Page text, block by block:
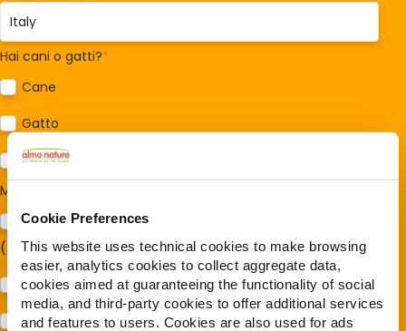
Cookie Preferences
This website uses technical cookies to make browsing
easier, analytics cookies to collect aggregate data,
cookies aimed at guaranteeing the functionality of social
media, and third-party cookies to offer additional services
and features to users. Cookies are also used for ads
Hai cani o gatti?*
Cane
Gatto
Per ora no
Mi interessa:
Sostegno al modello della Reintegration Economy
(Almonature - Fondazione Capellino)
Protezione della biodiversità (Fondazione Capellino)
Protezione dei cani e dei gatti (Almo Nature)